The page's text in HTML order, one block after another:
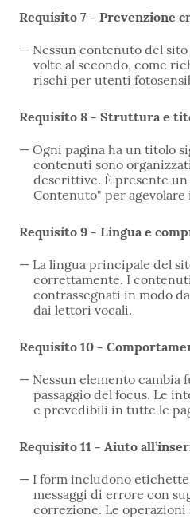
Requisito 7 - Prevenzione
Nessun contenuto del
volte al secondo, come
rischi per utenti
Requisito 8 - Struttura e
Ogni pagina ha un titolo
contenuti sono
descrittive. È presente un
Contenuto" per
Requisito 9 - Lingua e
La lingua principale del
correttamente. I
contrassegnati in modo
dai lettori vocali.
Requisito 10 -
Nessun elemento cambia
passaggio del focus. Le
e prevedibili in tutte le
Requisito 11 - Aiuto
I form includono
messaggi di errore con
correzione. Le operazioni